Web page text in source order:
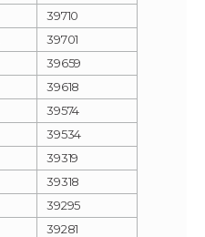
39710
39701
39659
39618
39574
39534
39319
39318
39295
39281